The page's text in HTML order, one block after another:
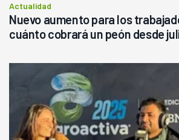
Actualidad
Nuevo aumento para los
cuánto cobrará un peón desde